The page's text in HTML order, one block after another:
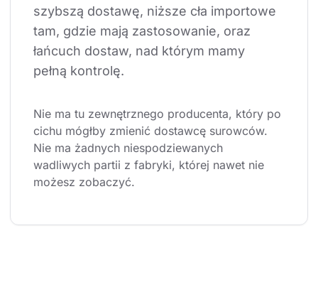
szybszą dostawę, niższe cła importowe
tam, gdzie mają zastosowanie, oraz
łańcuch dostaw, nad którym mamy
pełną kontrolę.
Nie ma tu zewnętrznego producenta, który po
cichu mógłby zmienić dostawcę surowców.
Nie ma żadnych niespodziewanych
wadliwych partii z fabryki, której nawet nie
możesz zobaczyć.